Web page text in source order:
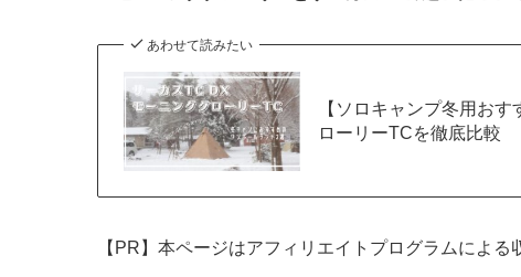
あわせて読みたい
【ソロキャンプ冬用お
ローリーTCを徹底比較
【PR】本ページはアフィリエイトプログラムによる